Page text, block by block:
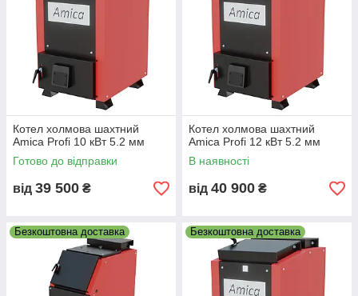
Котел холмова шахтний
Amica Profi 10 кВт 5.2 мм
Готово до відправки
від 39 500 ₴
Котел холмова шахтний
Amica Profi 12 кВт 5.2 мм
В наявності
від 40 900 ₴
Безкоштовна доставка Безкоштовна доставка